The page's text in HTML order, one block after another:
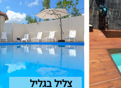
צליל בגליל